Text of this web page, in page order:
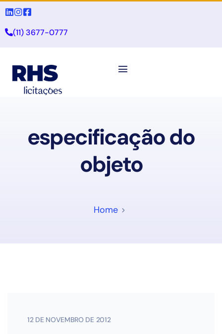
(11) 3677-0777
especificação do
objeto
Home
12 DE NOVEMBRO DE 2012